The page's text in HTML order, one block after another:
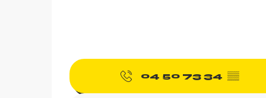
04 50 73 34 ▒▒